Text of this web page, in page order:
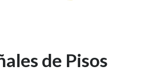
de Pisos